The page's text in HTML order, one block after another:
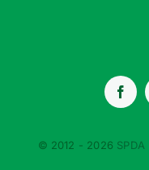
© 2012 - 2026 SPDA